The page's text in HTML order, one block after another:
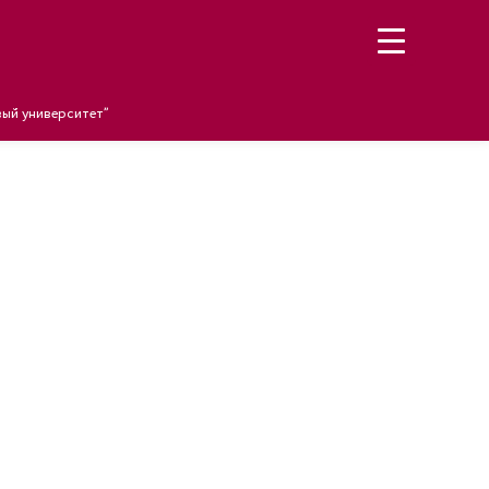
университет”